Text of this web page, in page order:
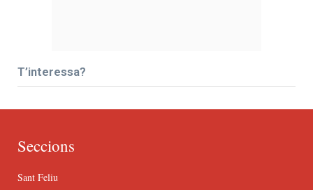
T’interessa?
Seccions
Sant Feliu